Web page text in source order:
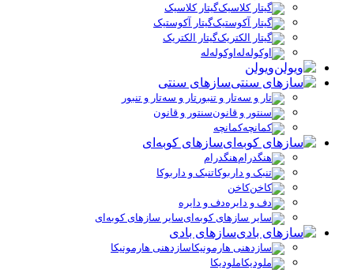
گیتار کلاسیک
گیتار آکوستیک
گیتار الکتریک
اوکوله‌له
ویولن
سازهای سنتی
تار و سه‌تار و تنبور
سنتور و قانون
کمانچه
سازهای کوبه‌ای
هنگدرام
تنبک و داربوکا
کاخن
دف و دایره
سایر سازهای کوبه‌ای
سازهای بادی
سازدهنی هارمونیکا
ملودیکا